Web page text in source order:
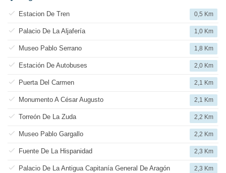
Estacion De Tren 0,5 Km
Palacio De La Aljafería 1,0 Km
Museo Pablo Serrano 1,8 Km
Estación De Autobuses 2,0 Km
Puerta Del Carmen 2,1 Km
Monumento A César Augusto 2,1 Km
Torreón De La Zuda 2,2 Km
Museo Pablo Gargallo 2,2 Km
Fuente De La Hispanidad 2,3 Km
Palacio De La Antigua Capitanía General De Aragón 2,3 Km